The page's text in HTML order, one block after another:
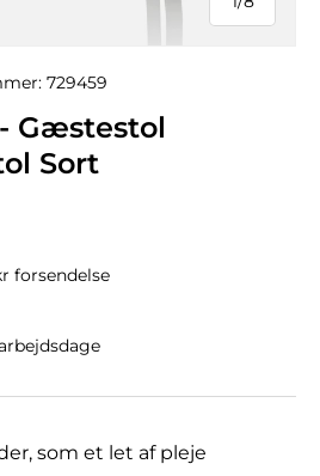
af
729459
Gæstestol
Sort
forsendelse
som et let af pleje